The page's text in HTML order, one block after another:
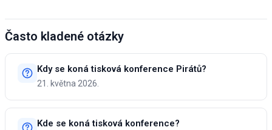
Často kladené otázky
Kdy se koná tisková konference Pirátů?
21. května 2026.
Kde se koná tisková konference?